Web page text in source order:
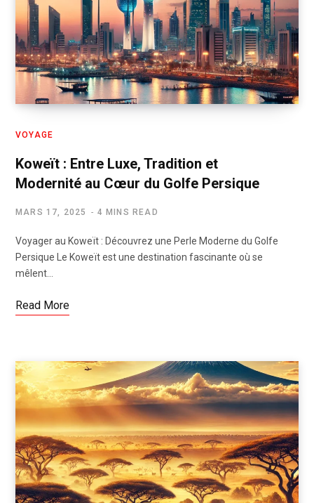
VOYAGE
Koweït : Entre Luxe, Tradition et
Modernité au Cœur du Golfe Persique
MARS 17, 2025 4 MINS READ
Voyager au Koweït : Découvrez une Perle Moderne du Golfe
Persique Le Koweït est une destination fascinante où se
mêlent…
Read More